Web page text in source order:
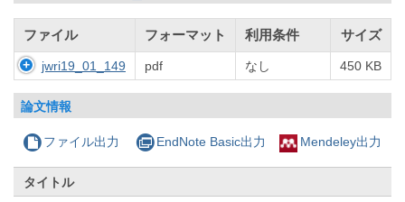
ファイル フォーマット 利用条件 サイズ
jwri19_01_149 pdf なし 450 KB
論文情報
ファイル出力 EndNote Basic出力 Mendeley出力
タイトル